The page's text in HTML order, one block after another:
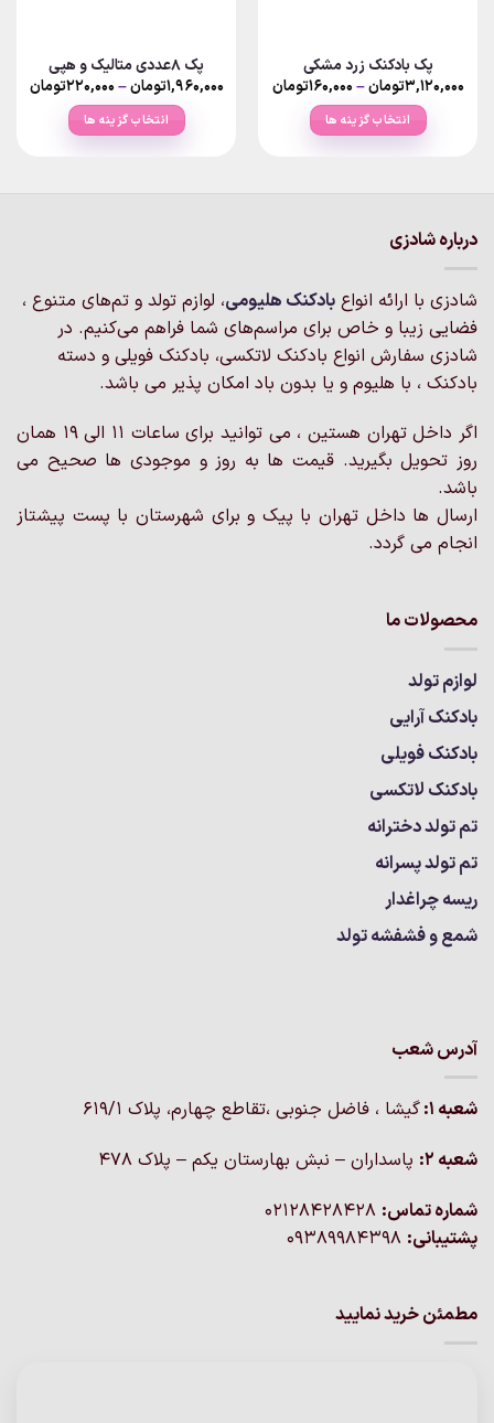
پک بادکنک زرد مشکی
۳,۱۲۰,۰۰۰تومان–۱۶۰,۰۰۰تومانPrice
انتخاب گزینه ها
گزینه
ها
ممکن
است
در
صفحه
محصول
انتخاب
پک 8عددی متالیک و هپی
۱,۹۶۰,۰۰۰تومان–۲۲۰,۰۰۰تومان
انتخاب گزینه ها
گزینه
ها
ممکن
است
صفحه
محصول
انتخاب
درباره شادزی
شادزی با ارائه انواع بادکنک‌ هلیومی، لوازم تولد و تم‌های متنوع ،
فضایی زیبا و خاص برای مراسم‌های شما فراهم می‌کنیم. در
شادزی سفارش انواع بادکنک لاتکسی، بادکنک فویلی و دسته
بادکنک ، با هلیوم و یا بدون باد امکان پذیر می باشد.
اگر داخل تهران هستین ، می توانید برای ساعات 11 الی 19 همان
روز تحویل بگیرید. قیمت ها به روز و موجودی ها صحیح می
باشد.
ارسال ها داخل تهران با پیک و برای شهرستان با پست پیشتاز
انجام می گردد.
محصولات ما
لوازم تولد
بادکنک آرایی
بادکنک فویلی
بادکنک لاتکسی
تم تولد دخترانه
تم تولد پسرانه
ریسه چراغدار
شمع و فشفشه تولد
آدرس شعب
شعبه 1:
گيشا ، فاضل جنوبی ،تقاطع چهارم، پلاک 619/1
شعبه 2:
پاسداران – نبش بهارستان یکم – پلاک ۴۷۸
شماره تماس:
پشتیبانی:
مطمئن خرید نمایید